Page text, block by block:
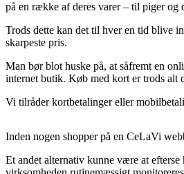
på en række af deres varer – til piger og
Trods dette kan det til hver en tid blive
skarpeste pris.
Man bør blot huske på, at såfremt en
internet butik. Køb med kort er trods
Vi tilråder kortbetalinger eller
Inden nogen shopper på en CeLaVi
Et andet alternativ kunne være at